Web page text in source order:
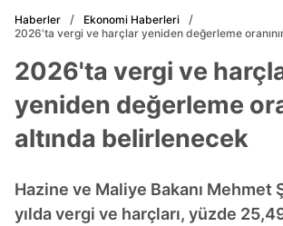
Haberler
Ekonomi Haberleri
2026'ta vergi ve harçlar yeniden değerleme
2026'ta vergi ve
yeniden değerleme
altında belirlenecek
Hazine ve Maliye Bakanı Mehmet
yılda vergi ve harçları, yüzde